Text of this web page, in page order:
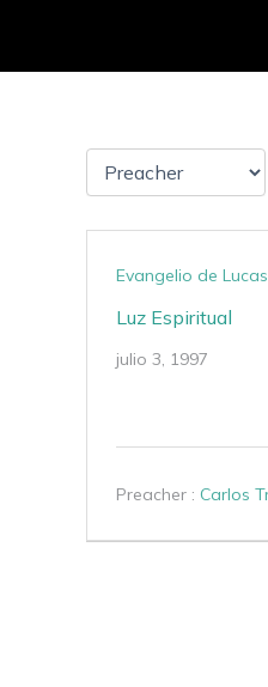
contenido
Evangelio de Lucas
Luz Espiritual
julio 3, 1997
Preacher : Carlos